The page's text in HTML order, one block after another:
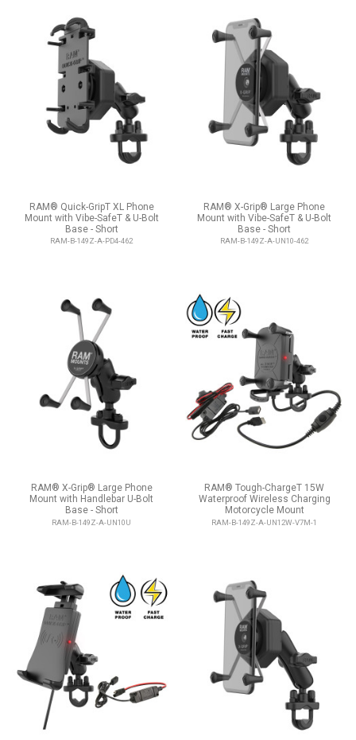
RAM® Quick-GripT XL Phone
Mount with Vibe-SafeT & U-Bolt
Base - Short
RAM-B-149Z-A-PD4-462
RAM® X-Grip® Large Phone
Mount with Vibe-SafeT & U-Bolt
Base - Short
RAM-B-149Z-A-UN10-462
RAM® X-Grip® Large Phone
Mount with Handlebar U-Bolt
Base - Short
RAM-B-149Z-A-UN10U
RAM® Tough-ChargeT 15W
Waterproof Wireless Charging
Motorcycle Mount
RAM-B-149Z-A-UN12W-V7M-1